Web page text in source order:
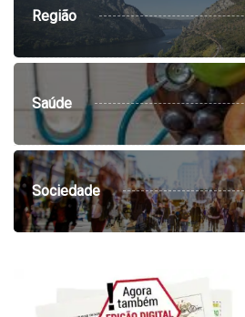
Região
Saúde
Sociedade